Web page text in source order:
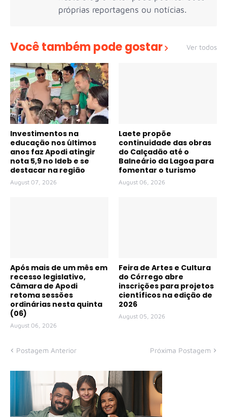
próprias reportagens ou notícias.
Você também pode gostar Ver todos
Investimentos na
educação nos últimos
anos faz Apodi atingir
nota 5,9 no Ideb e se
destacar na região
August 07, 2026
Laete propõe
continuidade das obras
do Calçadão até o
Balneário da Lagoa para
fomentar o turismo
August 06, 2026
Após mais de um mês em
recesso legislativo,
Câmara de Apodi
retoma sessões
ordinárias nesta quinta
(06)
August 06, 2026
Feira de Artes e Cultura
do Córrego abre
inscrições para projetos
científicos na edição de
2026
August 05, 2026
Postagem Anterior Próxima Postagem